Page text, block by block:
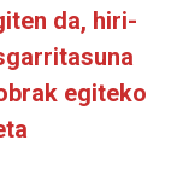
da, hiri-
egiteko